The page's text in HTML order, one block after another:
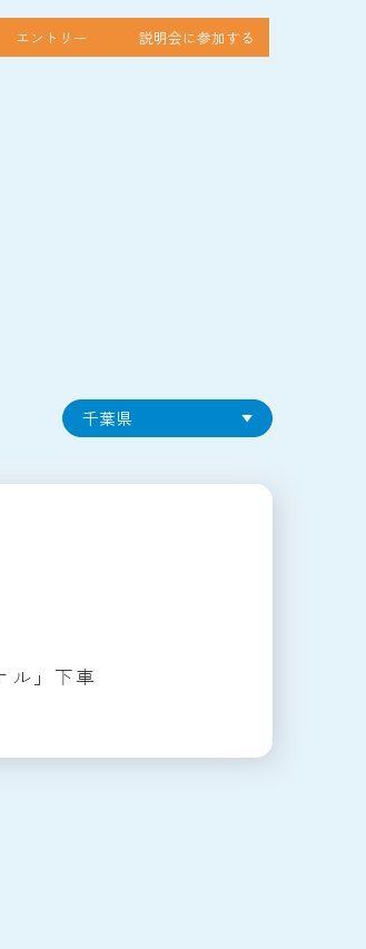
エントリー 説明会に参加する
千葉県
ル」下車